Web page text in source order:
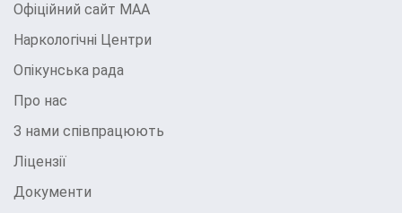
Офіційний сайт МАА
Наркологічні Центри
Опікунська рада
Про нас
З нами співпрацюють
Ліцензії
Документи